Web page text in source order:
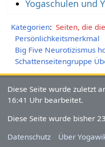
Yogaschulen und
Kategorien: Seiten, die
Persönlichkeitsmerkmal
Big Five Neurotizismus
Schattenseitengruppe
Diese Seite wurde zuletzt
16:41 Uhr bearbeitet.
Diese Seite wurde bisher
Datenschutz
Über